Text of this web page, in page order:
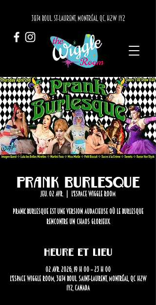
3874 BOUL. ST-LAURENT, MONTRÉAL, QC, H2W 1Y2
Prank Burlesque
jeu. 02 avr.
  |
L'Espace Wiggle Room
Prank Burlesque est une version audacieuse où le burlesque
rencontre un chaos glorieux.
Heure et lieu
02 avr. 2026, 19 h 00 – 23 h 00
L'Espace Wiggle Room, 3874 Boul. Saint-Laurent, Montréal, QC H2W
1Y2, Canada